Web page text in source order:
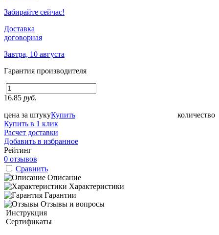
Забирайте сейчас!
Доставка
договорная
Завтра, 10 августа
Гарантия производителя
16.85 руб.
цена за штуку количество
Купить
Купить в 1 клик
Расчет доставки
Добавить в избранное
Рейтинг
0 отзывов
Сравнить
Описание
Характеристики
Гарантии
Отзывы и вопросы
Инструкция
Сертификаты